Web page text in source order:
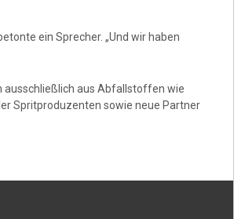
ein Sprecher. „Und wir haben
ausschließlich aus Abfallstoffen wie
Spritproduzenten sowie neue Partner